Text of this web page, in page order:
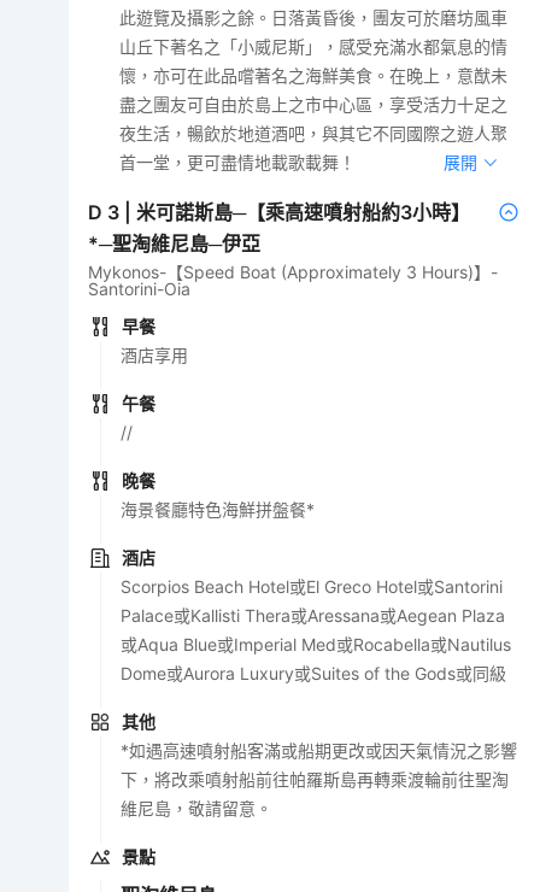
此遊覽及攝影之餘。日落黃昏後，團友可於磨坊風車
山丘下著名之「小威尼斯」，感受充滿水都氣息的情
懷，亦可在此品嚐著名之海鮮美食。在晚上，意猷未
盡之團友可自由於島上之市中心區，享受活力十足之
夜生活，暢飲於地道酒吧，與其它不同國際之遊人聚
首一堂，更可盡情地載歌載舞！
展開
D 3
米可諾斯島─【乘高速噴射船約3小時】
*─聖淘維尼島─伊亞
Mykonos-【Speed Boat (Approximately 3 Hours)】-
Santorini-Oia
早餐
酒店享用
午餐
//
晚餐
海景餐廳特色海鮮拼盤餐*
酒店
Scorpios Beach Hotel或El Greco Hotel或Santorini
Palace或Kallisti Thera或Aressana或Aegean Plaza
或Aqua Blue或Imperial Med或Rocabella或Nautilus
Dome或Aurora Luxury或Suites of the Gods或同級
其他
*如遇高速噴射船客滿或船期更改或因天氣情況之影響
下，將改乘噴射船前往帕羅斯島再轉乘渡輪前往聖淘
維尼島，敬請留意。
景點